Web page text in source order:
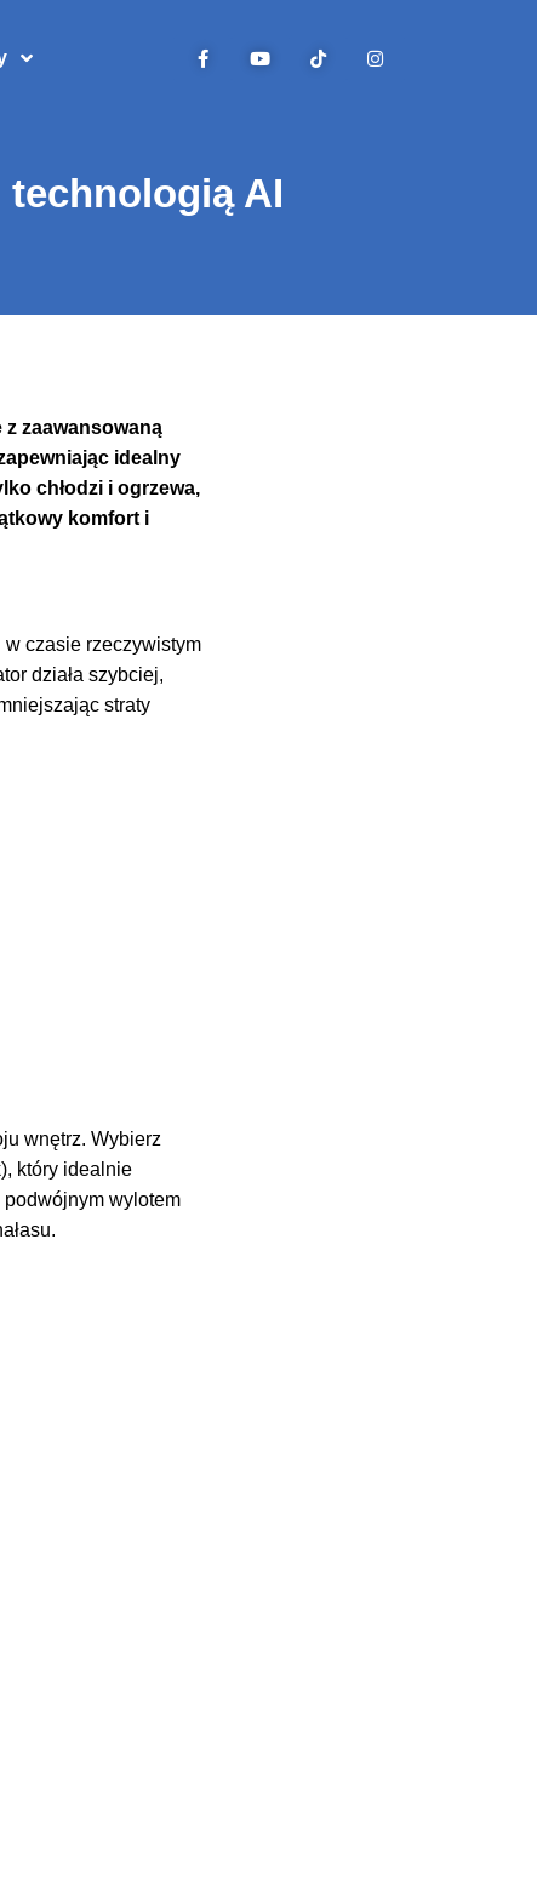
technologią AI
zaawansowaną
idealny
chłodzi i ogrzewa,
komfort i
czasie rzeczywistym
działa szybciej,
straty
wnętrz. Wybierz
który idealnie
wylotem